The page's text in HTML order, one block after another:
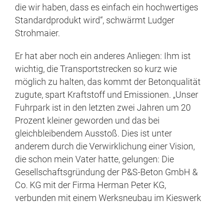
die wir haben, dass es einfach ein hochwertiges
Standardprodukt wird“, schwärmt Ludger
Strohmaier.
Er hat aber noch ein anderes Anliegen: Ihm ist
wichtig, die Transportstrecken so kurz wie
möglich zu halten, das kommt der Betonqualität
zugute, spart Kraftstoff und Emissionen. „Unser
Fuhrpark ist in den letzten zwei Jahren um 20
Prozent kleiner geworden und das bei
gleichbleibendem Ausstoß. Dies ist unter
anderem durch die Verwirklichung einer Vision,
die schon mein Vater hatte, gelungen: Die
Gesellschaftsgründung der P&S-Beton GmbH &
Co. KG mit der Firma Herman Peter KG,
verbunden mit einem Werksneubau im Kieswerk